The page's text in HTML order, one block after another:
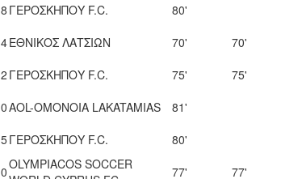
8 ΓΕΡΟΣΚΗΠΟΥ F.C.
80'
4ΕΘΝΙΚΟΣ ΛΑΤΣΙΩΝ 70'
70'
2 ΓΕΡΟΣΚΗΠΟΥ F.C. 75'
75'
0AOL-OMONOIA LAKATAMIAS
81'
5ΓΕΡΟΣΚΗΠΟΥ F.C.
80'
0OLYMPIACOS SOCCER
77' 77'